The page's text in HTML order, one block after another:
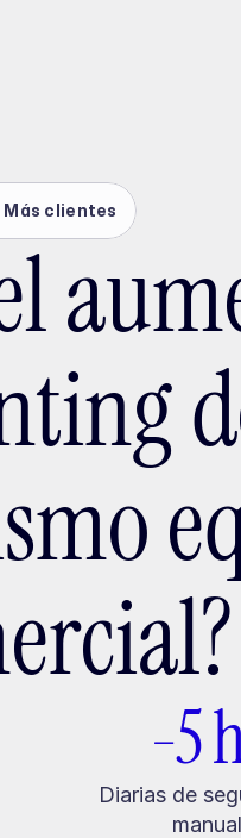
Más clientes
-5
Diarias de